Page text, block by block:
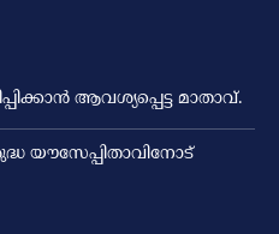
ആവശ്യപ്പെട്ട മാതാവ്.
യൗസേപ്പിതാവിനോട്